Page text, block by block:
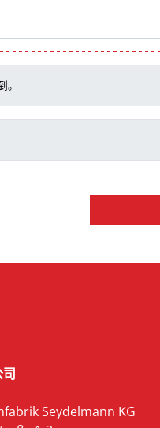
。
Seydelmann KG